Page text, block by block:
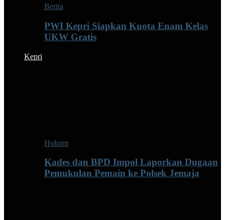
Berita
PWI Kepri Siapkan Kuota Enam Kelas
UKW Gratis
Kepri
Hukum
Kades dan BPD Impol Laporkan Dugaan
Pemukulan Pemain ke Polsek Jemaja